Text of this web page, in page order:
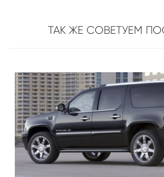
ТАК ЖЕ СОВЕТУЕМ